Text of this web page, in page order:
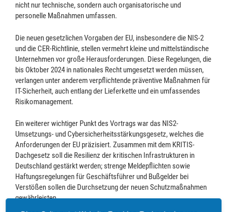
nicht nur technische, sondern auch organisatorische und
personelle Maßnahmen umfassen.
Die neuen gesetzlichen Vorgaben der EU, insbesondere die NIS-2
und die CER-Richtlinie, stellen vermehrt kleine und mittelständische
Unternehmen vor große Herausforderungen. Diese Regelungen, die
bis Oktober 2024 in nationales Recht umgesetzt werden müssen,
verlangen unter anderem verpflichtende präventive Maßnahmen für
IT-Sicherheit, auch entlang der Lieferkette und ein umfassendes
Risikomanagement.
Ein weiterer wichtiger Punkt des Vortrags war das NIS2-
Umsetzungs- und Cybersicherheitsstärkungsgesetz, welches die
Anforderungen der EU präzisiert. Zusammen mit dem KRITIS-
Dachgesetz soll die Resilienz der kritischen Infrastrukturen in
Deutschland gestärkt werden; strenge Meldepflichten sowie
Haftungsregelungen für Geschäftsführer und Bußgelder bei
Verstößen sollen die Durchsetzung der neuen Schutzmaßnahmen
gewährleisten.